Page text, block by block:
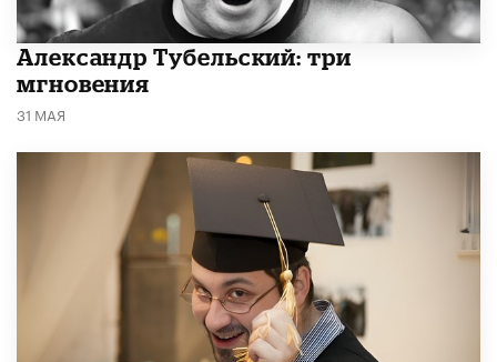
Александр Тубельский: три
мгновения
31 МАЯ